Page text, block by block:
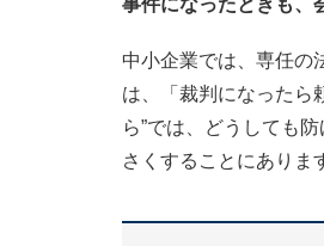
事件になったときも、
中小企業では、専任の
は、「裁判になったら
ら”では、どうしても
さくすることにありま